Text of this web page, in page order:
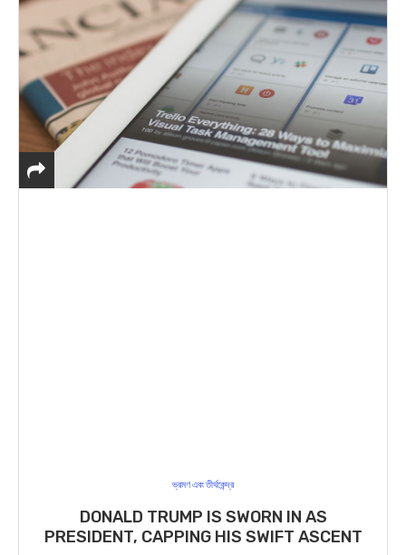
ভ্রমণ এবং তীর্থকেন্দ্র
DONALD TRUMP IS SWORN IN AS
PRESIDENT, CAPPING HIS SWIFT ASCENT